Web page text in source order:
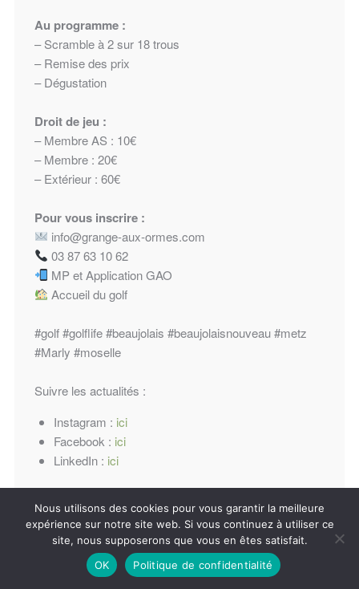
Au programme :
– Scramble à 2 sur 18 trous
– Remise des prix
– Dégustation
Droit de jeu :
– Membre AS : 10€
– Membre : 20€
– Extérieur : 60€
Pour vous inscrire :
info@grange-aux-ormes.com
03 87 63 10 62
MP et Application GAO
Accueil du golf
#golf#golflife#beaujolais #beaujolaisnouveau#metz
#Marly #moselle
Suivre les actualités :
Instagram : ici
Facebook : ici
LinkedIn : ici
Nous utilisons des cookies pour vous garantir la meilleure
expérience sur notre site web. Si vous continuez à utiliser ce
site, nous supposerons que vous en êtes satisfait.
OK
Politique de confidentialité